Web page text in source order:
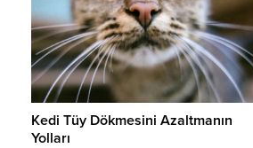
Kedi Tüy Dökmesini Azaltmanın
Yolları